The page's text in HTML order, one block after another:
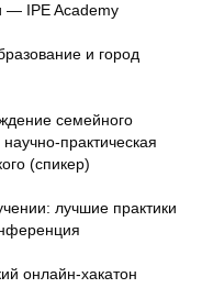
— IPE Academy
и город
семейного
практическая
(спикер)
лучшие практики
онлайн-хакатон